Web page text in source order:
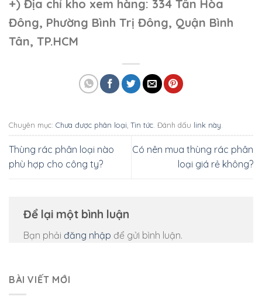
+) Địa chỉ kho xem hàng: 334 Tân Hòa
Đông, Phường Bình Trị Đông, Quận Bình
Tân, TP.HCM
Chuyên mục: Chưa được phân loại Tin tức . Đánh dấu link này
Thùng rác phân loại nào
phù hợp cho công ty?
Có nên mua thùng rác phân
loại giá rẻ không?
Để lại một bình luận
Bạn phải đăng nhập để gửi bình luận.
BÀI VIẾT MỚI